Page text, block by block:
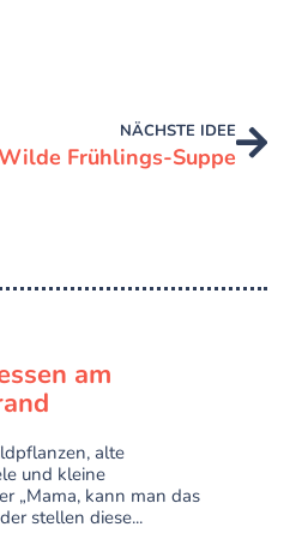
NÄCHSTE IDEE
Frühlings-Suppe
am
alte
und kleine
„Mama, kann man das
stellen diese...